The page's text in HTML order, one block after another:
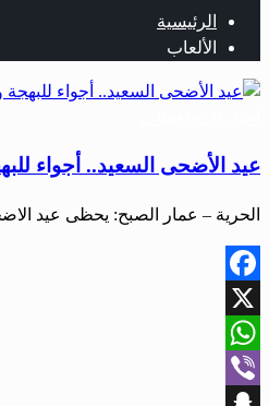
الرئيسية
الألعاب
عيد الأضحى السعيد.. أجواء
الحرية – عمار الصبح: يحظى عيد
Facebook
X
WhatsApp
Viber